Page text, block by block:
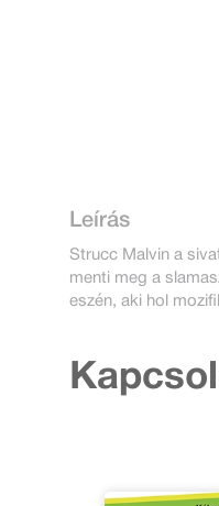
Leírás
Strucc Malvin a
menti meg a
eszén, aki hol